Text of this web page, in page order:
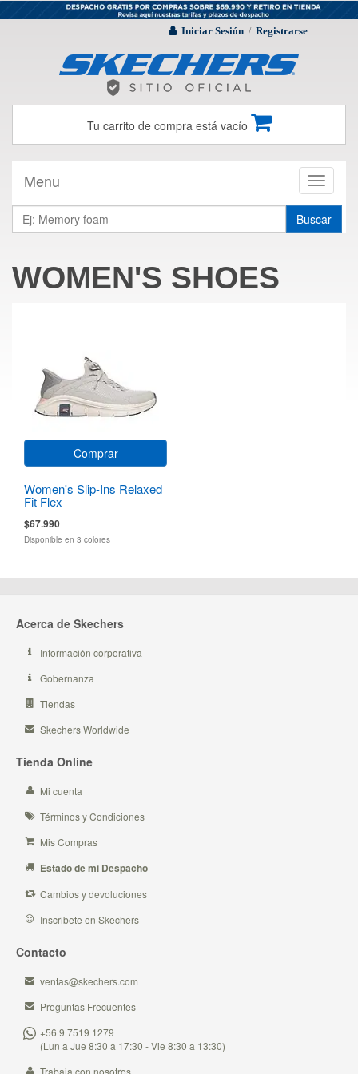
Iniciar Sesión / Registrarse
Tu carrito de compra está vacío
Toggle
Menu
Buscar
WOMEN'S SHOES
Comprar
Women's Slip-Ins Relaxed
Fit Flex
$67.990
Disponible en 3 colores
Acerca de Skechers
Información corporativa
Gobernanza
Tiendas
Skechers Worldwide
Tienda Online
Mi cuenta
Términos y Condiciones
Mis Compras
Estado de mi Despacho
Cambios y devoluciones
Inscribete en Skechers
Contacto
ventas@skechers.com
Preguntas Frecuentes
+56 9 7519 1279
(Lun a Jue 8:30 a 17:30 - Vie 8:30 a 13:30)
Trabaja con nosotros